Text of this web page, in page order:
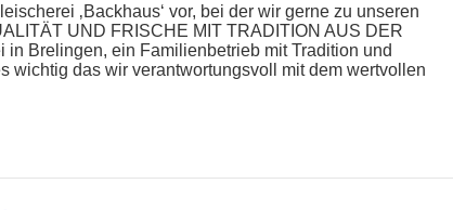
‚Backhaus‘ vor, bei der wir gerne zu unseren
UND FRISCHE MIT TRADITION AUS DER
Brelingen, ein Familienbetrieb mit Tradition und
wichtig das wir verantwortungsvoll mit dem wertvollen